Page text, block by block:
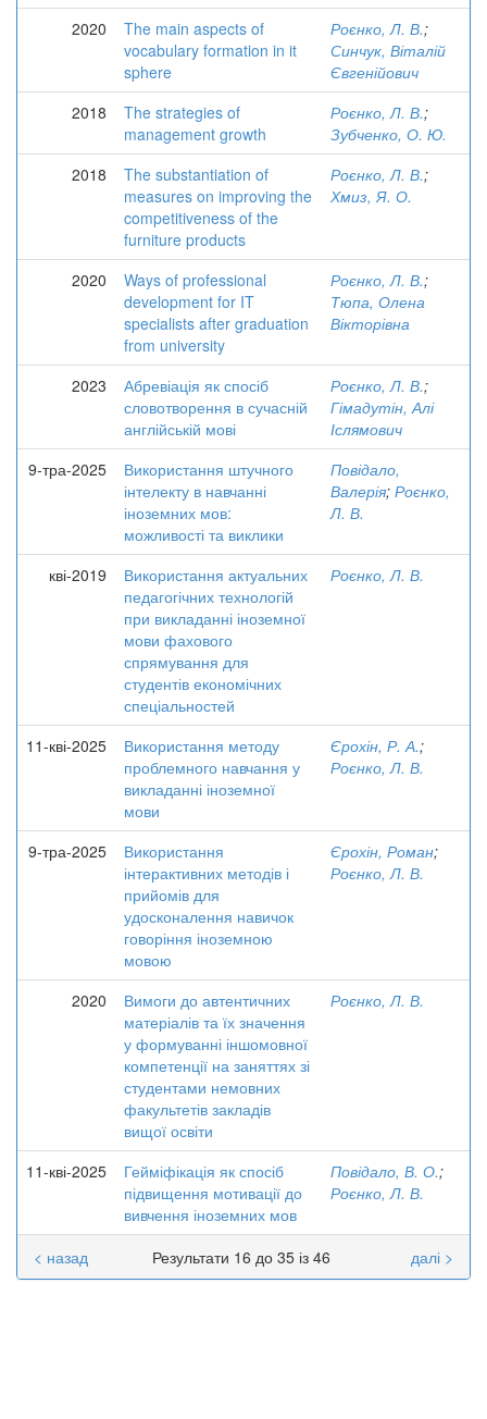
2020
The main aspects of
vocabulary formation in it
sphere
Роєнко, Л. В.;
Синчук, Віталій
Євгенійович
2018
The strategies of
management growth
Роєнко, Л. В.;
Зубченко, О. Ю.
2018
The substantiation of
measures on improving the
competitiveness of the
furniture products
Роєнко, Л. В.;
Хмиз, Я. О.
2020
Ways of professional
development for IT
specialists after graduation
from university
Роєнко, Л. В.;
Тюпа, Олена
Вікторівна
2023
Абревіація як спосіб
словотворення в сучасній
англійській мові
Роєнко, Л. В.;
Гімадутін, Алі
Іслямович
9-тра-2025
Використання штучного
інтелекту в навчанні
іноземних мов:
можливості та виклики
Повідало,
Валерія; Роєнко,
Л. В.
кві-2019
Використання актуальних
педагогічних технологій
при викладанні іноземної
мови фахового
спрямування для
студентів економічних
спеціальностей
Роєнко, Л. В.
11-кві-2025
Використання методу
проблемного навчання у
викладанні іноземної
мови
Єрохін, Р. А.;
Роєнко, Л. В.
9-тра-2025
Використання
інтерактивних методів і
прийомів для
удосконалення навичок
говоріння іноземною
мовою
Єрохін, Роман;
Роєнко, Л. В.
2020
Вимоги до автентичних
матеріалів та їх значення
у формуванні іншомовної
компетенції на заняттях зі
студентами немовних
факультетів закладів
вищої освіти
Роєнко, Л. В.
11-кві-2025
Гейміфікація як спосіб
підвищення мотивації до
вивчення іноземних мов
Повідало, В. О.;
Роєнко, Л. В.
Результати 16 до 35 із 46
< назад далі >